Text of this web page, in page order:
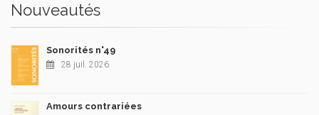
Nouveautés
Sonorités n°49
28 juil. 2026
Amours contrariées